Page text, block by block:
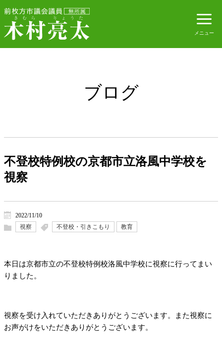
ブログ
不登校特例校の京都市立洛風中学校を
視察
2022/11/10
視察
不登校・引きこもり 教育
本日は京都市立の不登校特例校洛風中学校に視察に行ってまい
りました。
視察を受け入れていただきありがとうございます。また視察に
お声がけをいただきありがとうございます。